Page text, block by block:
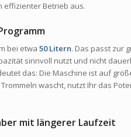
effizienter Betrieb aus.
bei etwa50 Litern. Das passt zur
sinnvoll nutzt und nicht
das: Die Maschine ist auf
wascht, nutzt Ihr das
mit längerer Laufzeit